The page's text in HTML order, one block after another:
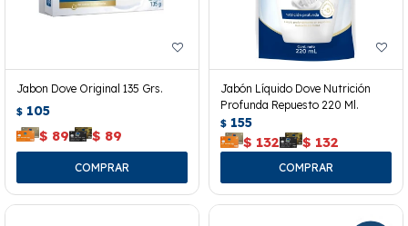
Jabon Dove Original 135 Grs.
$ 105
$ 89 $ 89
Jabón Líquido Dove Nutrición
Profunda Repuesto 220 Ml.
$ 155
$ 132 $ 132